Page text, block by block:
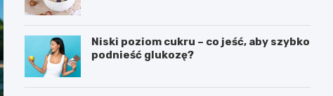
Niski poziom cukru – co jeść, aby szybko
podnieść glukozę?